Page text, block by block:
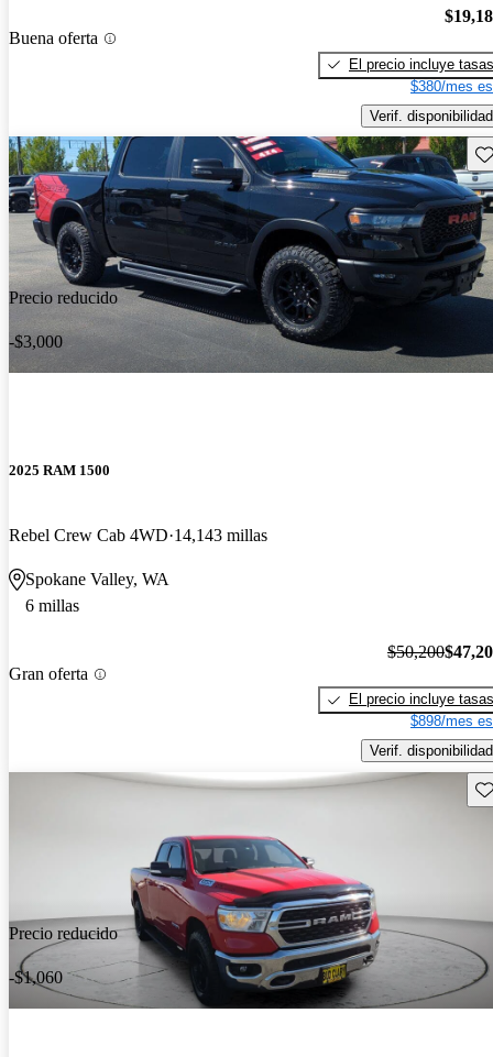
Buena oferta
El precio incluye tasas
$380/mes
Verif. disponibilidad
Precio reducido
-$3,000
2025 RAM 1500
Rebel Crew Cab 4WD 14,143 millas
Spokane Valley, WA
6 millas
Gran oferta
$50,200
El precio incluye tasas
$898/mes
Verif. disponibilidad
Precio reducido
-$1,060